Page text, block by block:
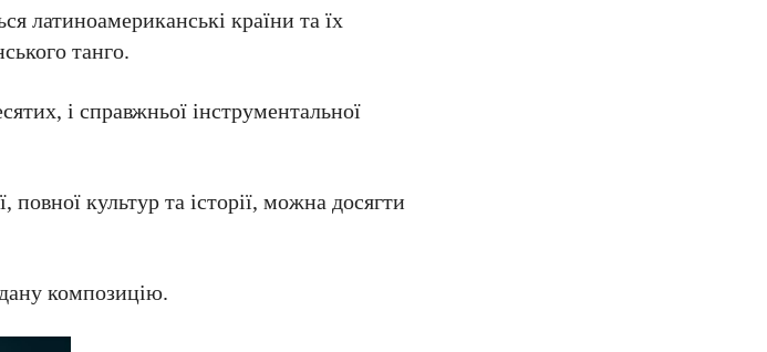
латиноамериканські країни та їх
танго.
і справжньої інструментальної
культур та історії, можна досягти
композицію.